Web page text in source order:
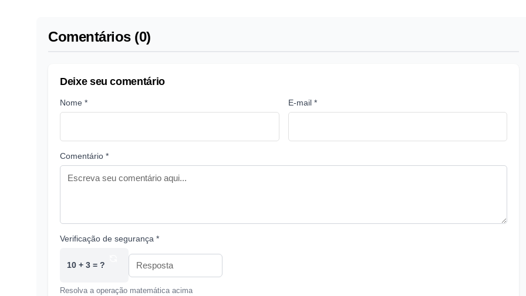
Comentários (0)
Deixe seu comentário
Nome * E-mail *
Comentário *
Verificação de segurança *
10 + 3 = ?
Resolva a operação matemática acima